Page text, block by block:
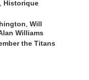
Historique
,Will
Williams
the Titans